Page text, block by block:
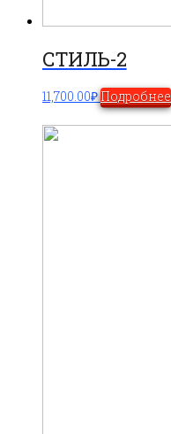
СТИЛЬ-2
11,700.00₽ Подробнее